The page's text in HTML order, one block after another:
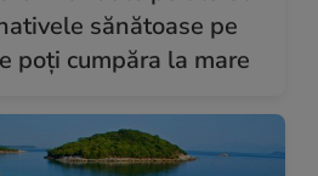
sănătoase pe
poți cumpăra la mare